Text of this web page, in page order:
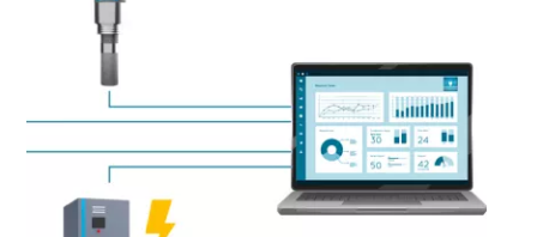
Per saperne di più